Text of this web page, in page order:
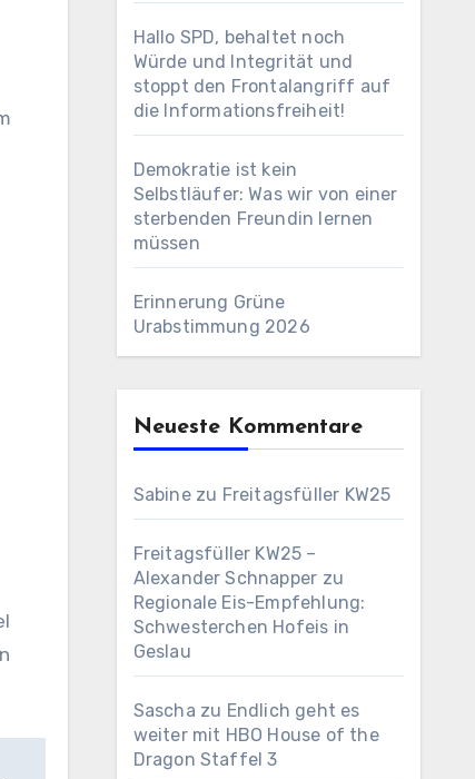
Hallo SPD, behaltet noch
Würde und Integrität und
stoppt den Frontalangriff auf
die Informationsfreiheit!
Demokratie ist kein
Selbstläufer: Was wir von einer
sterbenden Freundin lernen
müssen
Erinnerung Grüne
Urabstimmung 2026
Neueste Kommentare
Sabinezu Freitagsfüller KW25
Freitagsfüller KW25 –
Alexander Schnapper zu
Regionale Eis-Empfehlung:
Schwesterchen Hofeis in
Geslau
Sascha zu Endlich geht es
weiter mit HBO House of the
Dragon Staffel 3